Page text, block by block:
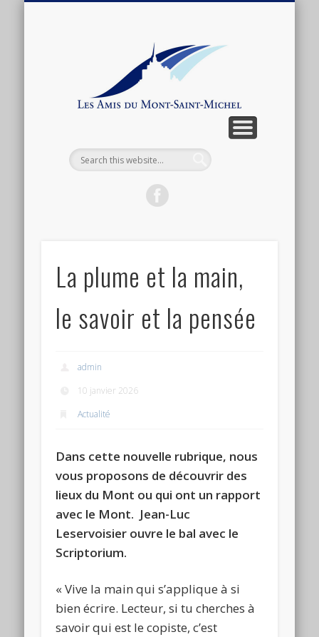
Mont-
La plume et la main,
le savoir et la pensée
admin
10 janvier 2026
Actualité
Dans cette nouvelle rubrique, nous
vous proposons de découvrir des
lieux du Mont ou qui ont un rapport
avec le Mont. Jean-Luc
Leservoisier ouvre le bal avec le
Scriptorium.
« Vive la main qui s’applique à si
bien écrire. Lecteur, si tu cherches à
savoir qui est le copiste, c’est